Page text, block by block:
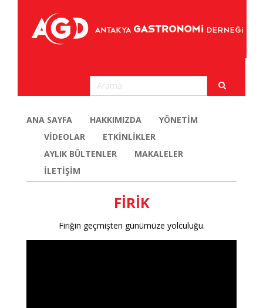
ANA SAYFA HAKKIMIZDA
YÖNETİM
VİDEOLAR
ETKİNLİKLER
AYLIK BÜLTENLER
MAKALELER
İLETİŞİM
FİRİK
Firiğin geçmişten günümüze yolculuğu.